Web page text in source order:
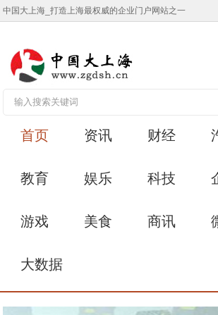
中国大上海_打造上海最权威的企业门户网站之一
首页 资讯 财经
教育 娱乐 科技
游戏 美食 商讯
大数据